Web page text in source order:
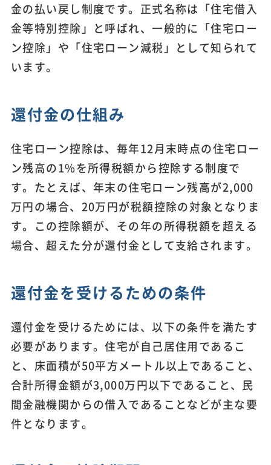
金の払い戻し制度です。正式名称は「住宅借入
金等特別控除」と呼ばれ、一般的に「住宅ロー
ン控除」や「住宅ローン減税」として知られて
います。
還付金の仕組み
住宅ローン控除は、毎年12月末時点の住宅ロー
ン残高の1%を所得税額から控除する制度で
す。たとえば、年末の住宅ローン残高が2,000
万円の場合、20万円が税額控除の対象となりま
す。この控除額が、その年の所得税額を超える
場合、超えた分が還付金として支給されます。
還付金を受けるための条件
還付金を受けるためには、以下の条件を満たす
必要があります。住宅が自己居住用であるこ
と、床面積が50平方メートル以上であること、
合計所得金額が3,000万円以下であること、民
間金融機関からの借入であることなどが主な要
件となります。